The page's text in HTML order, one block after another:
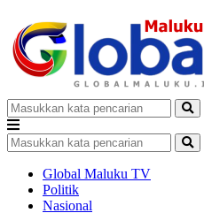
Global Maluku TV
Politik
Nasional